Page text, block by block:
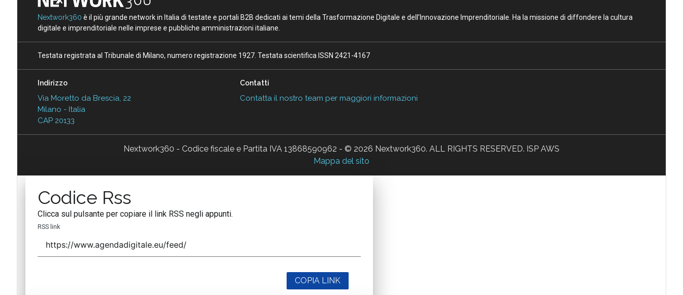
Nextwork360 è il più grande network in Italia di testate e portali B2B dedicati ai temi della Trasformazione Digitale e dell’Innovazione Imprenditoriale. Ha la missione di diffondere la cultura
digitale e imprenditoriale nelle imprese e pubbliche amministrazioni italiane.
Testata registrata al Tribunale di Milano, numero registrazione 1927. Testata scientifica ISSN 2421-4167
Indirizzo
Via Moretto da Brescia, 22
Milano - Italia
CAP 20133
Contatti
Contatta il nostro team per maggiori informazioni
Nextwork360 - Codice fiscale e Partita IVA 13868590962 - © 2026 Nextwork360. ALL RIGHTS RESERVED. ISP AWS
Mappa del sito
Codice Rss
Clicca sul pulsante per copiare il link RSS negli appunti.
RSS link
COPIA LINK